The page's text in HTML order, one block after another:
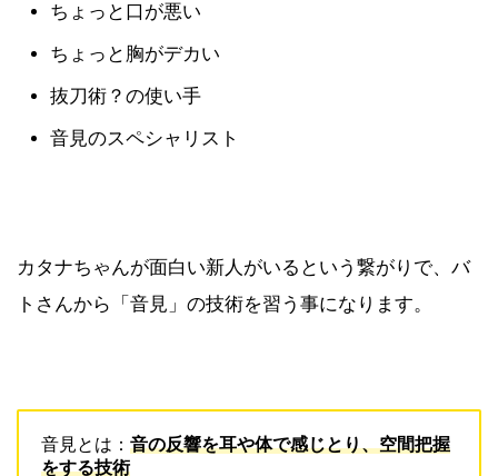
ちょっと口が悪い
ちょっと胸がデカい
抜刀術？の使い手
音見のスペシャリスト
カタナちゃんが面白い新人がいるという繋がりで、バ
トさんから「音見」の技術を習う事になります。
音見とは： 音の反響を耳や体で感じとり、空間把握
をする技術